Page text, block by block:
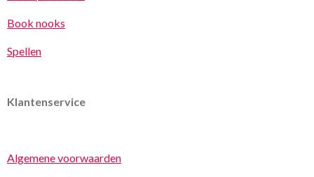
Book nooks
Spellen
Klantenservice
Algemene voorwaarden